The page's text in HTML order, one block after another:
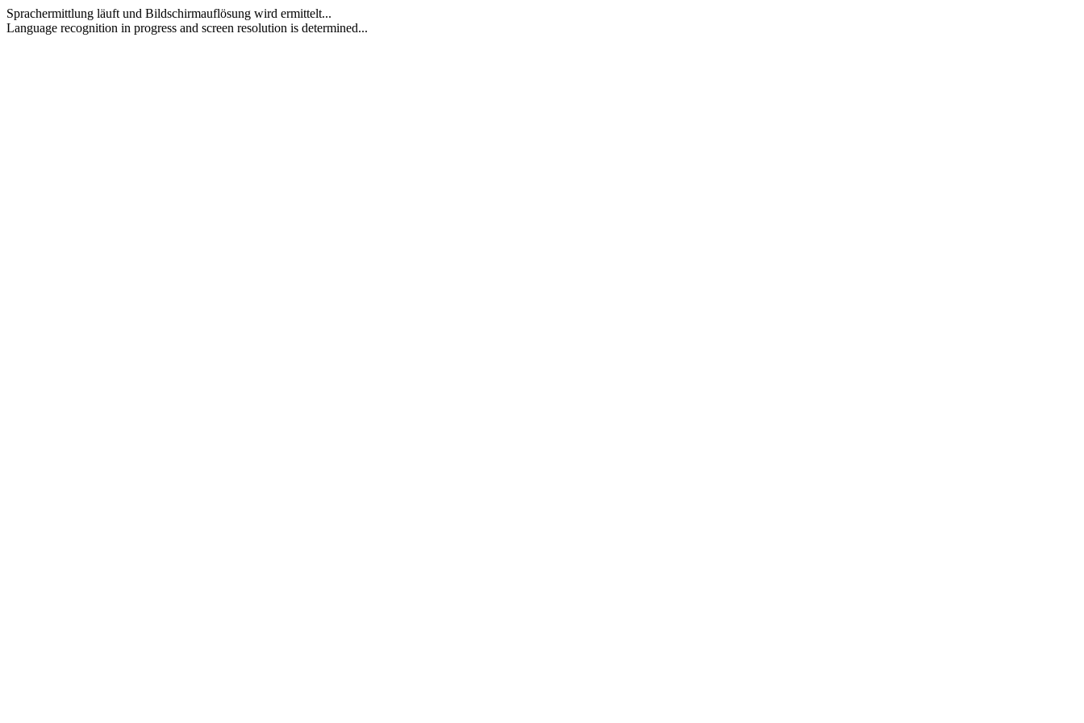
Sprachermittlung läuft und Bildschirmauflösung wird ermittelt...
Language recognition in progress and screen resolution is determined...